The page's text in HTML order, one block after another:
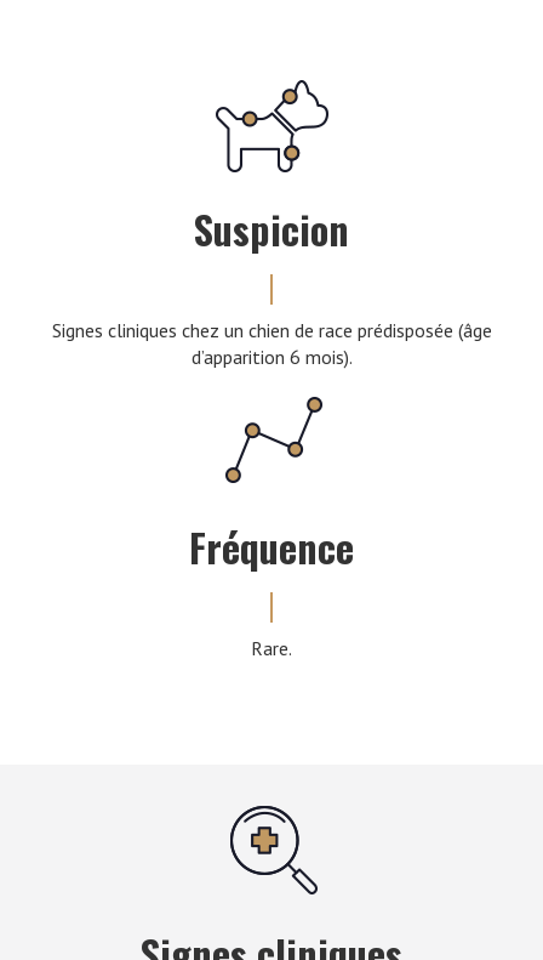
Suspicion
Signes cliniques chez un chien de race prédisposée (âge
d’apparition 6 mois).
Fréquence
Rare.